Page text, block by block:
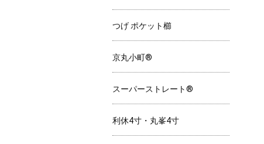
つげ ポケット櫛
京丸小町®
スーパーストレート®
利休4寸・丸峯4寸